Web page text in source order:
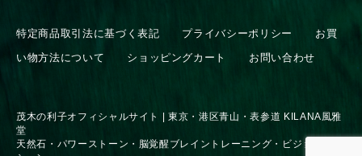
特定商品取引法に基づく表記 プライバシーポリシー
お買
い物方法について
ショッピングカート お問い合わせ
茂木の利子オフィシャルサイト | 東京・港区青山・表参道 KILANA風雅
堂
天然石・パワーストーン・脳覚醒ブレイントレーニング・ビジョンセッ